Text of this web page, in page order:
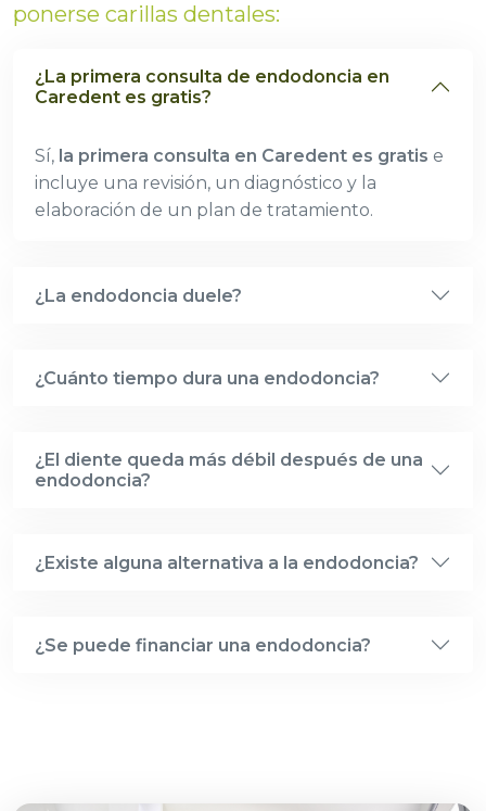
ponerse carillas dentales:
¿La primera consulta de endodoncia en
Caredent es gratis?
Sí, la primera consulta en Caredent es gratis e
incluye una revisión, un diagnóstico y la
elaboración de un plan de tratamiento.
¿La endodoncia duele?
¿Cuánto tiempo dura una endodoncia?
¿El diente queda más débil después de una
endodoncia?
¿Existe alguna alternativa a la endodoncia?
¿Se puede financiar una endodoncia?